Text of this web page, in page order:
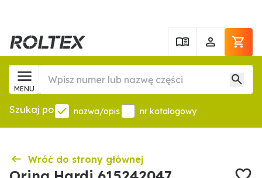
MENU
Szukaj po nazwa/opis nr katalogowy
Wróć do strony głównej